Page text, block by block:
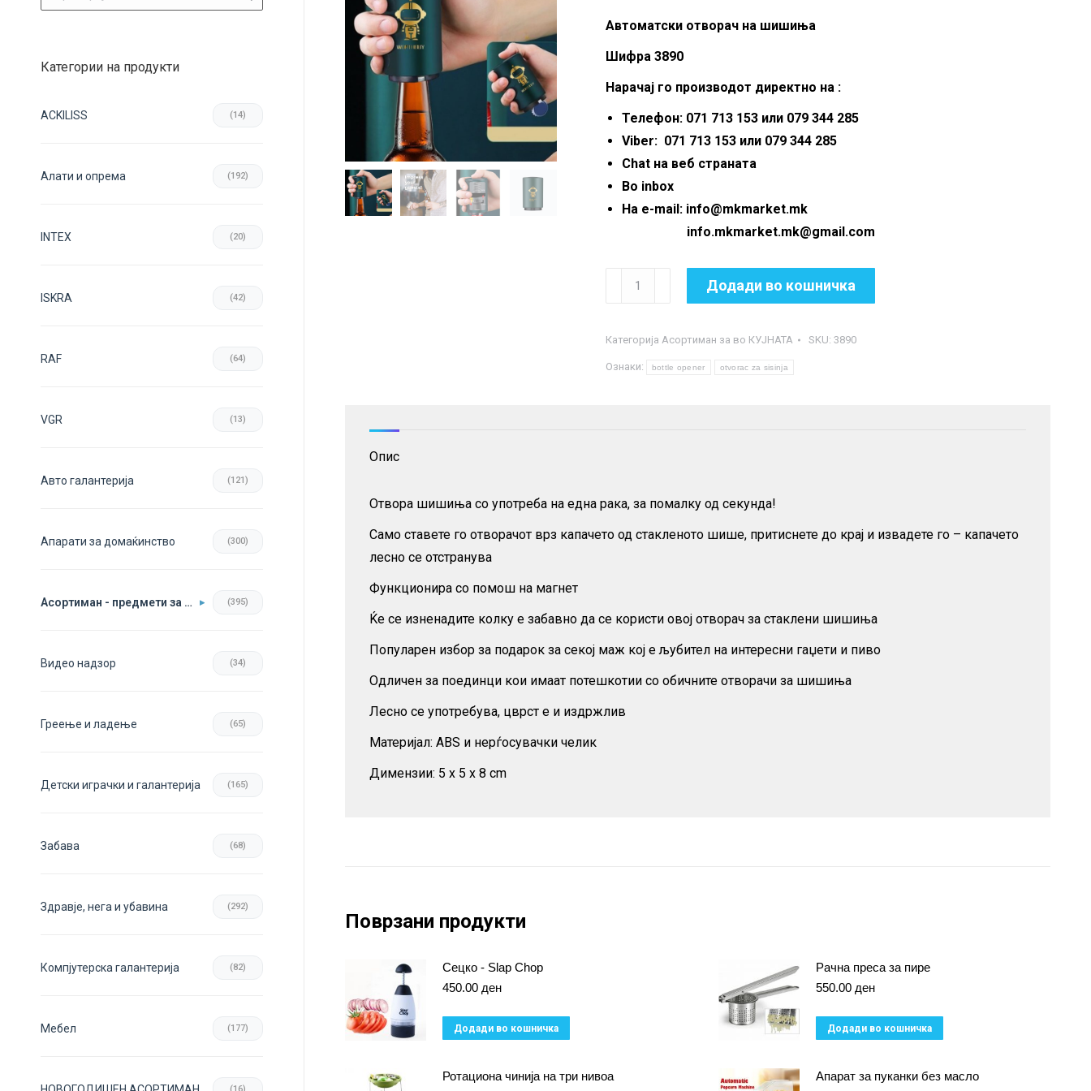
Автоматски отворач на шишиња
Шифра 3890
Нарачај го производот директно на :
Телефон: 071 713 153 или 079 344 285
Viber: 071 713 153 или 079 344 285
Chat на веб страната
Во inbox
На e-mail: info@mkmarket.mk
info.mkmarket.mk@gmail.com
Автоматски
отворач
шишиња
количина
Додади во кошничка
Категорија Асортиман за во КУЈНАТА SKU: 3890
Ознаки: bottle opener otvorac za sisinja
Опис
Отвора шишиња со употреба на една рака, за помалку од секунда!
Само ставете го отворачот врз капачето од стакленото шише, притиснете до крај и извадете го – капачето
лесно се отстранува
Функционира со помош на магнет
Ќе се изненадите колку е забавно да се користи овој отворач за стаклени шишиња
Популарен избор за подарок за секој маж кој е љубител на интересни гаџети и пиво
Одличен за поединци кои имаат потешкотии со обичните отворачи за шишиња
Лесно се употребува, цврст е и издржлив
Материјал: ABS и нерѓосувачки челик
Димензии: 5 x 5 x 8 cm
Поврзани продукти
Сецко - Slap Chop
450.00 ден
Додади во кошничка
Рачна преса за пире
550.00 ден
Додади во кошничка
Ротациона чинија на три нивоа
Апарат за пуканки без масло
Категории на продукти
ACKILISS (14)
Aлати и опрема (192)
INTEX (20)
ISKRA (42)
RAF (64)
VGR (13)
Авто галантерија (121)
Апарати за домаќинство (300)
Асортиман - предмети за во домот (395)
Видео надзор (34)
Греење и ладење (65)
Детски играчки и галантерија (165)
Забава (68)
Здравје, нега и убавина (292)
Компјутерска галантерија (82)
Мебел (177)